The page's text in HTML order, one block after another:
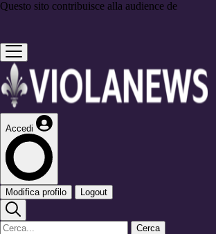
Questo sito contribuisce alla audience de
Accedi
Modifica profilo Logout
Cerca